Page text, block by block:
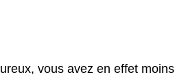
vous avez en effet moins